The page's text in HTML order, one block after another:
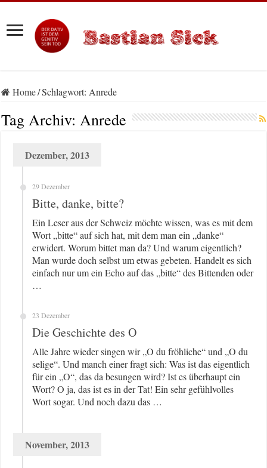
Home/Schlagwort:Anrede
Tag Archiv:Anrede
Dezember, 2013
29 Dezember
Bitte, danke, bitte?
Ein Leser aus der Schweiz möchte wissen, was es mit dem
Wort „bitte“ auf sich hat, mit dem man ein „danke“
erwidert. Worum bittet man da? Und warum eigentlich?
Man wurde doch selbst um etwas gebeten. Handelt es sich
einfach nur um ein Echo auf das „bitte“ des Bittenden oder
…
23 Dezember
Die Geschichte des O
Alle Jahre wieder singen wir „O du fröhliche“ und „O du
selige“. Und manch einer fragt sich: Was ist das eigentlich
für ein „O“, das da besungen wird? Ist es überhaupt ein
Wort? O ja, das ist es in der Tat! Ein sehr gefühlvolles
Wort sogar. Und noch dazu das …
November, 2013